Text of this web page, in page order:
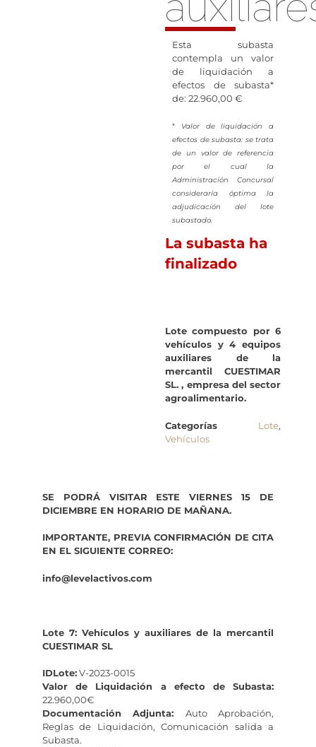
Esta subasta
contempla un valor
de liquidación a
efectos de subasta*
de: 22.960,00 €
* Valor de liquidación a
efectos de subasta: se trata
de un valor de referencia
por el cual la
Administración Concursal
consideraría óptima la
adjudicación del lote
subastado.
La subasta ha
finalizado
Lote compuesto por 6
vehículos y 4 equipos
auxiliares de la
mercantil CUESTIMAR
SL. , empresa del sector
agroalimentario.
Categorías Lote,
Vehículos
SE PODRÁ VISITAR ESTE VIERNES 15 DE
DICIEMBRE EN HORARIO DE MAÑANA.
IMPORTANTE, PREVIA CONFIRMACIÓN DE CITA
EN EL SIGUIENTE CORREO:
info@levelactivos.com
Lote 7: Vehículos y auxiliares de la mercantil
CUESTIMAR SL
IDLote:V-2023-0015
Valor de Liquidación a efecto de Subasta:
22.960,00€
Documentación Adjunta: Auto Aprobación,
Reglas de Liquidación, Comunicación salida a
Subasta.